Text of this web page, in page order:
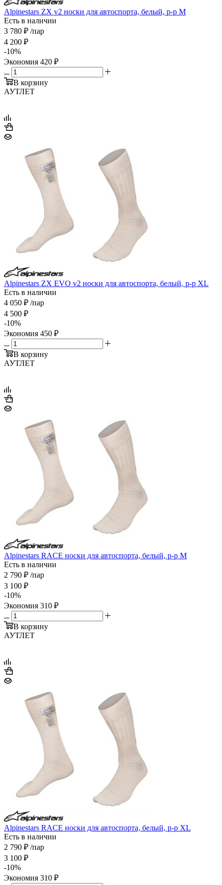
Alpinestars ZX v2 носки для автоспорта, белый, р-р M
Есть в наличии
3 780 ₽ /пар
4 200 ₽
-10%
Экономия 420 ₽
В корзину
АУТЛЕТ
Alpinestars ZX EVO v2 носки для автоспорта, белый, р-р XL
Есть в наличии
4 050 ₽ /пар
4 500 ₽
-10%
Экономия 450 ₽
В корзину
АУТЛЕТ
Alpinestars RACE носки для автоспорта, белый, р-р M
Есть в наличии
2 790 ₽ /пар
3 100 ₽
-10%
Экономия 310 ₽
В корзину
АУТЛЕТ
Alpinestars RACE носки для автоспорта, белый, р-р XL
Есть в наличии
2 790 ₽ /пар
3 100 ₽
-10%
Экономия 310 ₽